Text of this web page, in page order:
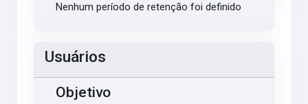
Nenhum período de retenção foi definido
Usuários
Objetivo